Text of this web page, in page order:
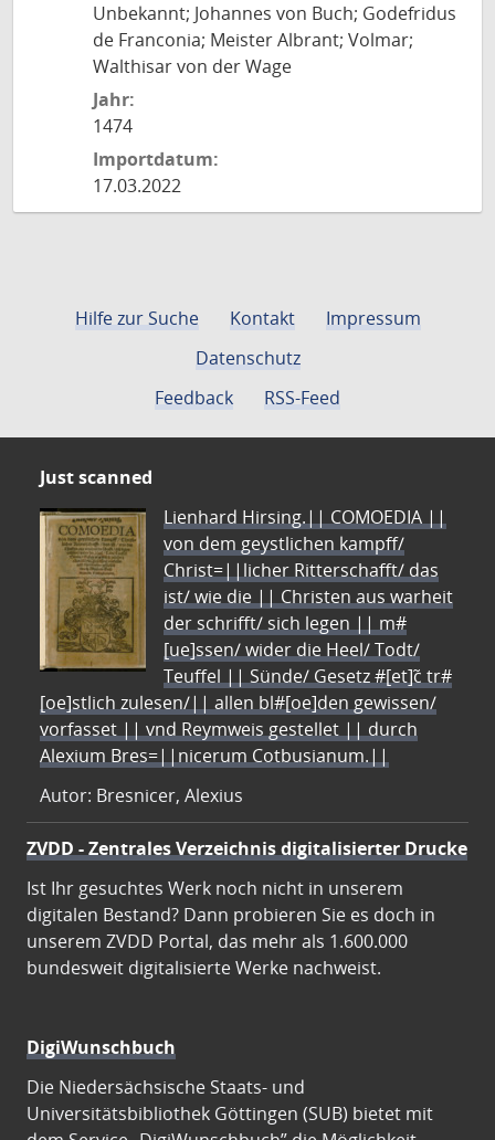
Unbekannt; Johannes von Buch; Godefridus
de Franconia; Meister Albrant; Volmar;
Walthisar von der Wage
Jahr:
1474
Importdatum:
17.03.2022
Hilfe zur Suche Kontakt
Impressum
Datenschutz
Feedback
RSS-Feed
Just scanned
Lienhard Hirsing.|| COMOEDIA ||
von dem geystlichen kampff/
Christ=||licher Ritterschafft/ das
ist/ wie die || Christen aus warheit
der schrifft/ sich legen || m#
[ue]ssen/ wider die Heel/ Todt/
Teuffel || Sünde/ Gesetz #[et]c̃ tr#
[oe]stlich zulesen/|| allen bl#[oe]den gewissen/
vorfasset || vnd Reymweis gestellet || durch
Alexium Bres=||nicerum Cotbusianum.||
Autor: Bresnicer, Alexius
ZVDD - Zentrales Verzeichnis digitalisierter Drucke
Ist Ihr gesuchtes Werk noch nicht in unserem
digitalen Bestand? Dann probieren Sie es doch in
unserem ZVDD Portal, das mehr als 1.600.000
bundesweit digitalisierte Werke nachweist.
DigiWunschbuch
Die Niedersächsische Staats- und
Universitätsbibliothek Göttingen (SUB) bietet mit